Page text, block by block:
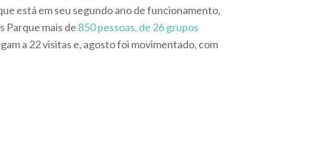
está em seu segundo ano de funcionamento,
Parque mais de 850 pessoas, de 26 grupos
a 22 visitas e, agosto foi movimentado, com